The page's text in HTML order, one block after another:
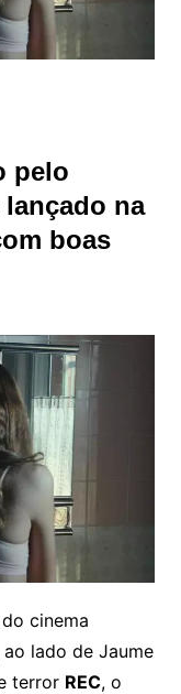
pelo
lançado na
boas
cinema
lado de Jaume
terror REC, o